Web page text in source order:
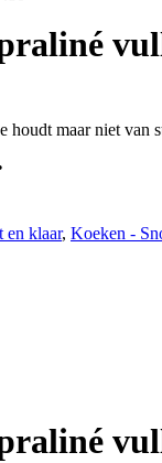
maar niet van
en klaar, Koeken -